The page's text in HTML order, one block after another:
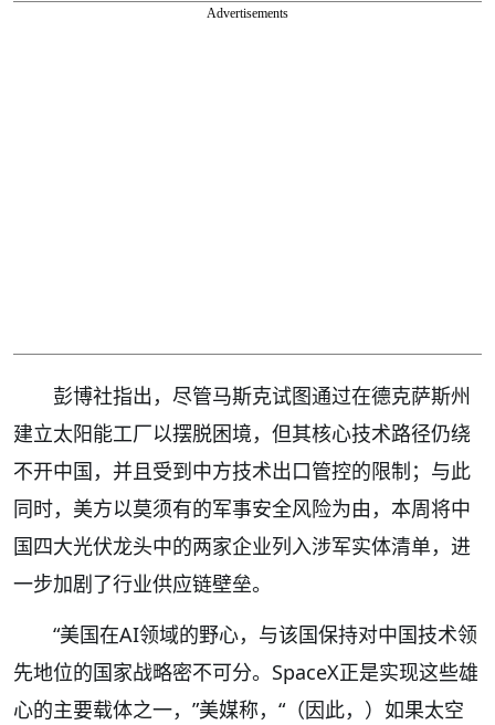
Advertisements
彭博社指出，尽管马斯克试图通过在德克萨斯州
建立太阳能工厂以摆脱困境，但其核心技术路径仍绕
不开中国，并且受到中方技术出口管控的限制；与此
同时，美方以莫须有的军事安全风险为由，本周将中
国四大光伏龙头中的两家企业列入涉军实体清单，进
一步加剧了行业供应链壁垒。
“美国在AI领域的野心，与该国保持对中国技术领
先地位的国家战略密不可分。SpaceX正是实现这些雄
心的主要载体之一，”美媒称，“（因此，）如果太空